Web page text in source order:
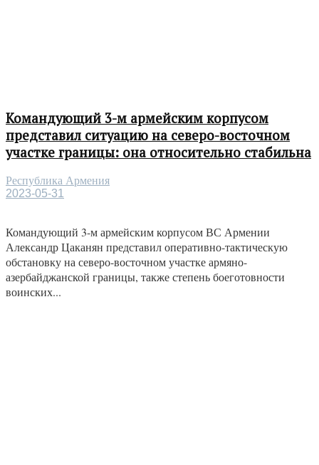
Командующий 3-м армейским корпусом
представил ситуацию на северо-восточном
участке границы: она относительно стабильна
Республика Армения
2023-05-31
Командующий 3-м армейским корпусом ВС Армении
Александр Цаканян представил оперативно-тактическую
обстановку на северо-восточном участке армяно-
азербайджанской границы, также степень боеготовности
воинских...